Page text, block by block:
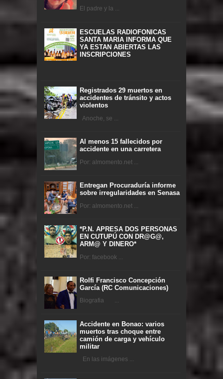
El padre y la ...
ESCUELAS RADIOFONICAS
SANTA MARIA INFORMA QUE
YA ESTAN ABIERTAS LAS
INSCRIPCIONES
Registrados 29 muertos en
accidentes de tránsito y actos
violentos
Anoche, se ...
Al menos 15 fallecidos por
accidente en una carretera
Por: almomento.net ...
Entregan Procuraduría informe
sobre irregularidades en Senasa
Por: almomento.net ...
*P.N. APRESA DOS PERSONAS
EN CUTUPÚ CON DR@G@,
ARM@ Y DINERO*
Por: facebook ...
Rolfi Francisco Concepción
García (RC Comunicaciones)
Biografia ...
Accidente en Bonao: varios
muertos tras choque entre
camión de carga y vehículo
militar
En las imágenes ...